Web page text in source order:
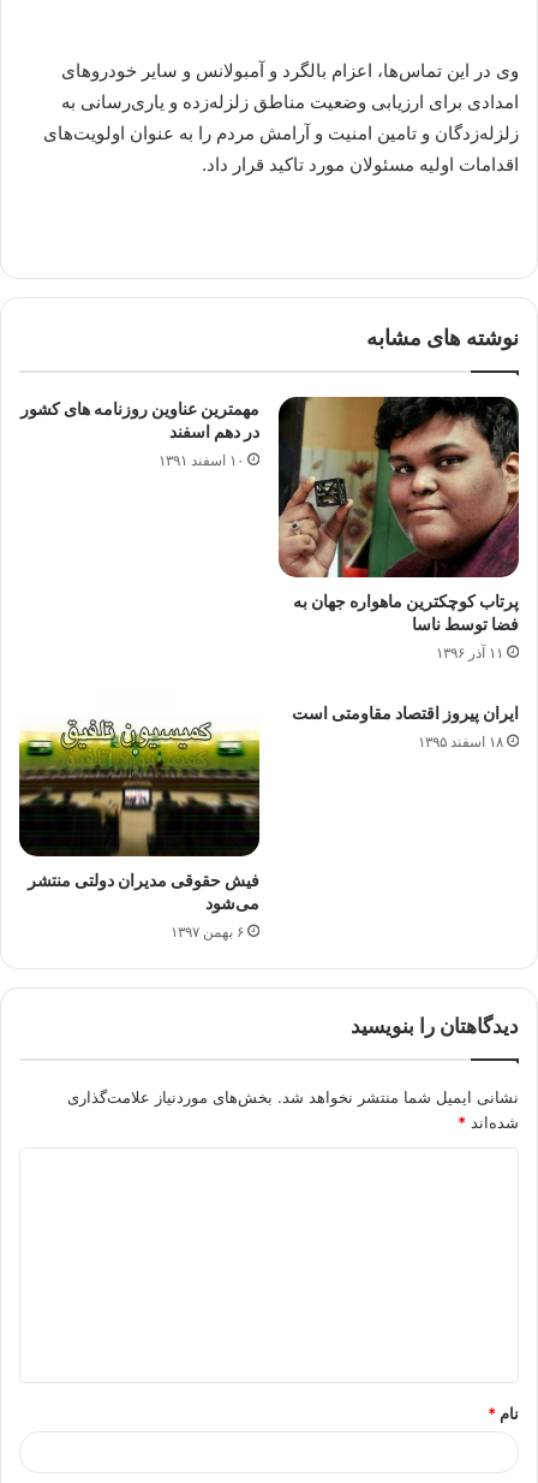
وی در این تماس‌ها، اعزام بالگرد و آمبولانس و سایر خودروهای
امدادی برای ارزیابی وضعیت مناطق زلزله‌زده و یاری‌رسانی به
زلزله‌زدگان و تامین امنیت و آرامش مردم را به عنوان اولویت‌های
اقدامات اولیه مسئولان مورد تاکید قرار داد.
نوشته های مشابه
پرتاب کوچکترین ماهواره جهان به
فضا توسط ناسا
۱۱ آذر ۱۳۹۶
مهمترین عناوین روزنامه های کشور
در دهم اسفند
۱۰ اسفند ۱۳۹۱
ایران پیروز اقتصاد مقاومتی است
۱۸ اسفند ۱۳۹۵
فیش حقوقی مدیران دولتی منتشر
می‌شود
۶ بهمن ۱۳۹۷
دیدگاهتان را بنویسید
نشانی ایمیل شما منتشر نخواهد شد. بخش‌های موردنیاز علامت‌گذاری
شده‌اند *
*
نام *